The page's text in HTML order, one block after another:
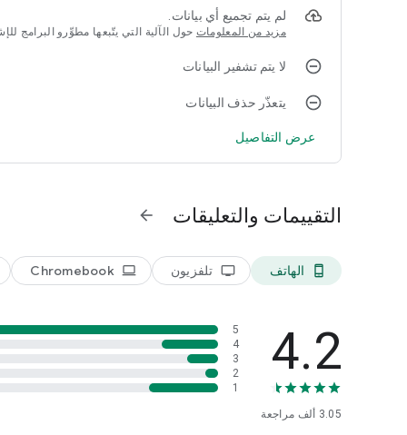
اكتشف عالمًا جديدًا من بث IPTV مع XP IPTV - الترفيه المطلق
لم يتم تجميع أي بيانات.
مزيد من المعلومات حول الآلية التي يتّبعها مطوِّرو البرامج
لا يتم تشفير البيانات
يتعذّر حذف البيانات
عرض التفاصيل
التقييمات والتعليقات arrow_forward
phone_android الهاتف tv تلفزيون laptop
Chromebook
4.2
3.05 ألف مراجعة
5
4
3
2
1